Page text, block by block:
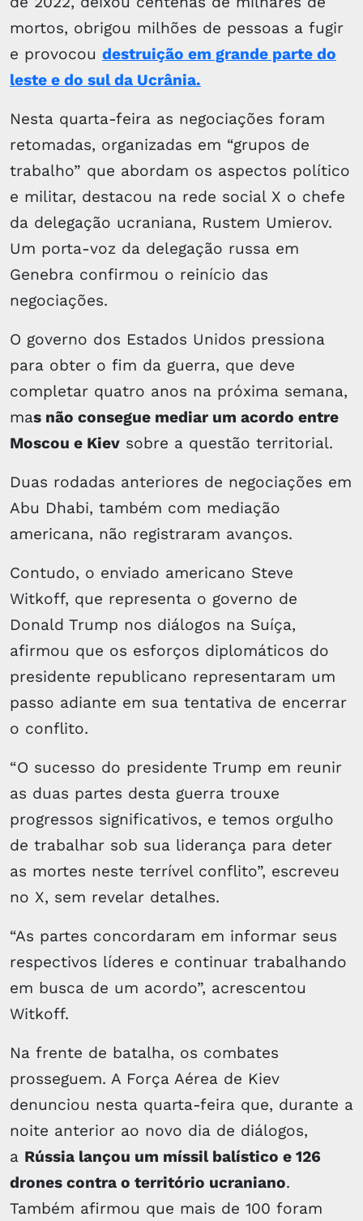
mortos, obrigou milhões de pessoas a fugir
e provocou destruição em grande parte do
leste e do sul da Ucrânia.
Nesta quarta-feira as negociações foram
retomadas, organizadas em “grupos de
trabalho” que abordam os aspectos político
e militar, destacou na rede social X o chefe
da delegação ucraniana, Rustem Umierov.
Um porta-voz da delegação russa em
Genebra confirmou o reinício das
negociações.
O governo dos Estados Unidos pressiona
para obter o fim da guerra, que deve
completar quatro anos na próxima semana,
mas não consegue mediar um acordo entre
Moscou e Kiev sobre a questão territorial.
Duas rodadas anteriores de negociações em
Abu Dhabi, também com mediação
americana, não registraram avanços.
Contudo, o enviado americano Steve
Witkoff, que representa o governo de
Donald Trump nos diálogos na Suíça,
afirmou que os esforços diplomáticos do
presidente republicano representaram um
passo adiante em sua tentativa de encerrar
o conflito.
“O sucesso do presidente Trump em reunir
as duas partes desta guerra trouxe
progressos significativos, e temos orgulho
de trabalhar sob sua liderança para deter
as mortes neste terrível conflito”, escreveu
no X, sem revelar detalhes.
“As partes concordaram em informar seus
respectivos líderes e continuar trabalhando
em busca de um acordo”, acrescentou
Witkoff.
Na frente de batalha, os combates
prosseguem. A Força Aérea de Kiev
denunciou nesta quarta-feira que, durante a
noite anterior ao novo dia de diálogos,
a Rússia lançou um míssil balístico e 126
drones contra o território ucraniano.
Também afirmou que mais de 100 foram